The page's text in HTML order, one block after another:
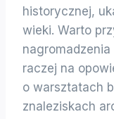
historycznej,
wieki. Warto
raczej na
o warsztatach
znaleziskach